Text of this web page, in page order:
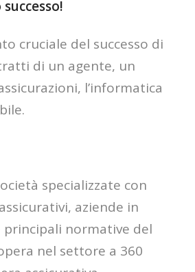
cruciale del successo di
di un agente, un
l’informatica
specializzate con
aziende in
principali normative del
nel settore a 360